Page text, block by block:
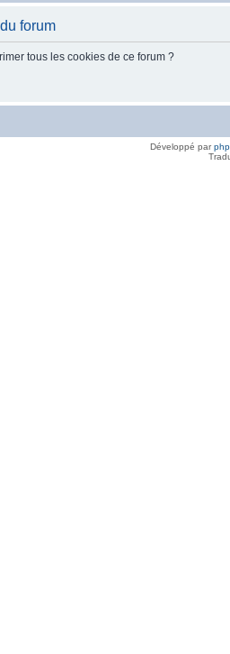
forum
tous les cookies de ce forum ?
Développé par